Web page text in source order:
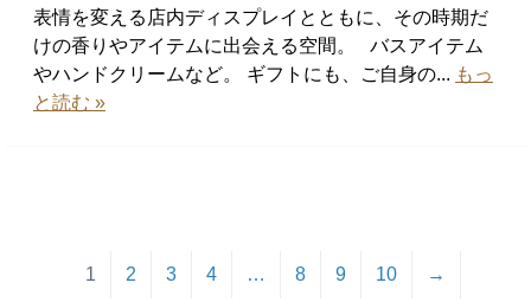
表情を変える店内ディスプレイとともに、その時期だ
けの香りやアイテムに出会える空間。 バスアイテム
やハンドクリームなど。 ギフトにも、ご自身の... もっ
と読む »
1 2 3 4 … 8 9 10 →